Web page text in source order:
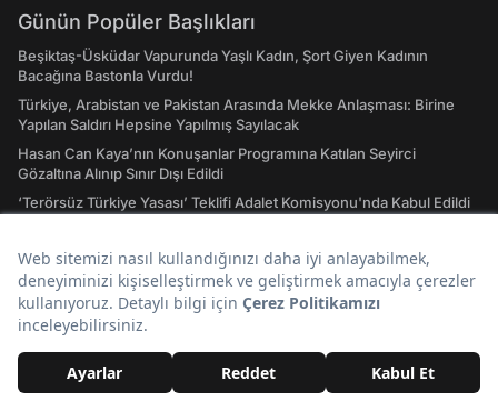
Günün Popüler Başlıkları
Beşiktaş-Üsküdar Vapurunda Yaşlı Kadın, Şort Giyen Kadının
Bacağına Bastonla Vurdu!
Türkiye, Arabistan ve Pakistan Arasında Mekke Anlaşması: Birine
Yapılan Saldırı Hepsine Yapılmış Sayılacak
Hasan Can Kaya’nın Konuşanlar Programına Katılan Seyirci
Gözaltına Alınıp Sınır Dışı Edildi
‘Terörsüz Türkiye Yasası’ Teklifi Adalet Komisyonu'nda Kabul Edildi
Demirtaş'ı Kapsıyor
Fatih Altaylı’dan Çok Konuşulacak İddia: ROK İtirafçı Oldu Cem
Küçük’ün Adını Verdi
Hızlı Erişim
Hava Durumu